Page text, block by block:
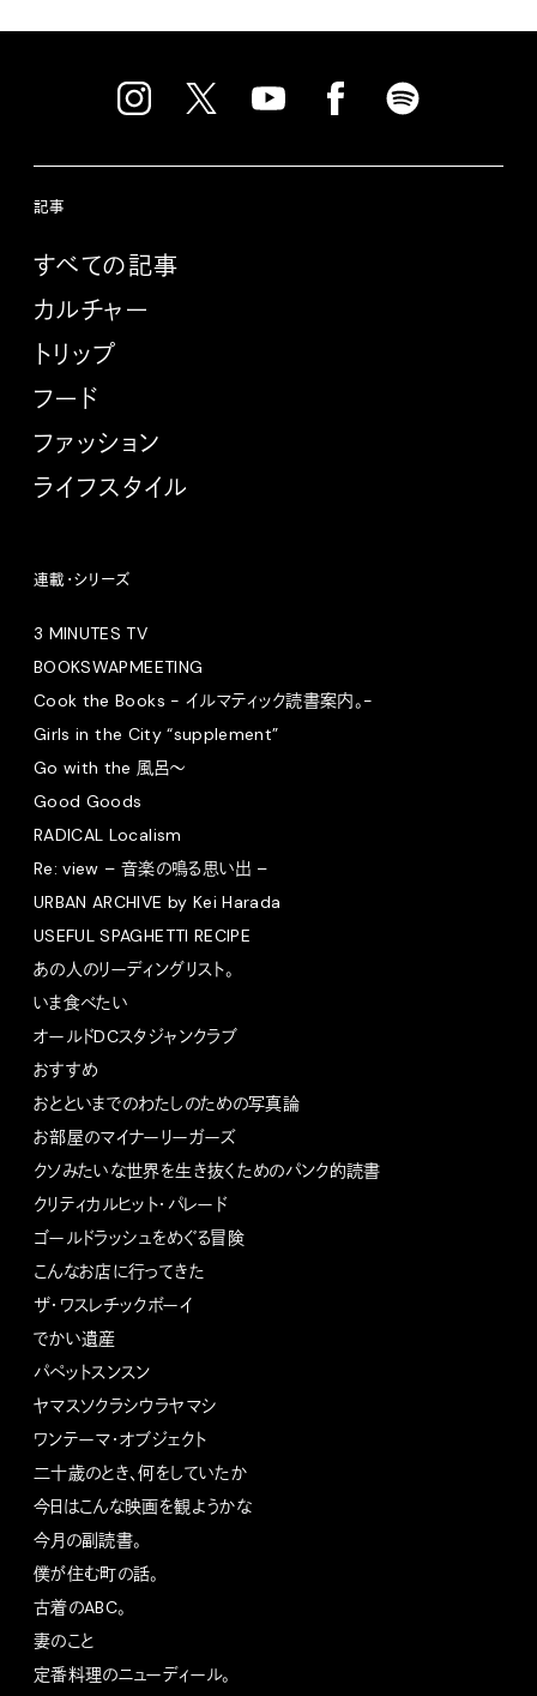
記事
すべての記事
カルチャー
トリップ
フード
ファッション
ライフスタイル
連載・シリーズ
3 MINUTES TV
BOOKSWAPMEETING
Cook the Books - イルマティック読書案内。-
Girls in the City “supplement”
Go with the 風呂〜
Good Goods
RADICAL Localism
Re: view – 音楽の鳴る思い出 –
URBAN ARCHIVE by Kei Harada
USEFUL SPAGHETTI RECIPE
あの人のリーディングリスト。
いま食べたい
オールドDCスタジャンクラブ
おすすめ
おとといまでのわたしのための写真論
お部屋のマイナーリーガーズ
クソみたいな世界を生き抜くためのパンク的読書
クリティカルヒット・パレード
ゴールドラッシュをめぐる冒険
こんなお店に行ってきた
ザ・ワスレチックボーイ
でかい遺産
パペットスンスン
ヤマスソクラシウラヤマシ
ワンテーマ・オブジェクト
二十歳のとき、何をしていたか
今日はこんな映画を観ようかな
今月の副読書。
僕が住む町の話。
古着のABC。
妻のこと
定番料理のニューディール。